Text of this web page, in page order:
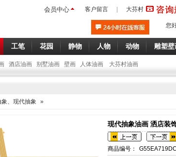
会员中心 客户留言 大芬村
您
工笔 花园 静物 人物 动物 雕塑
酒店油画 别墅油画 壁画 人体油画 大芬村油画
象、现代抽象 »
现代抽象油画 洒店装
商品编号：